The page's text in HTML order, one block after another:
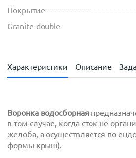
Покрытие
Granite-double
Характеристики Описание
Воронка водосборная
в том случае, когда сток не
желоба, а осуществляется по
формы крыш).